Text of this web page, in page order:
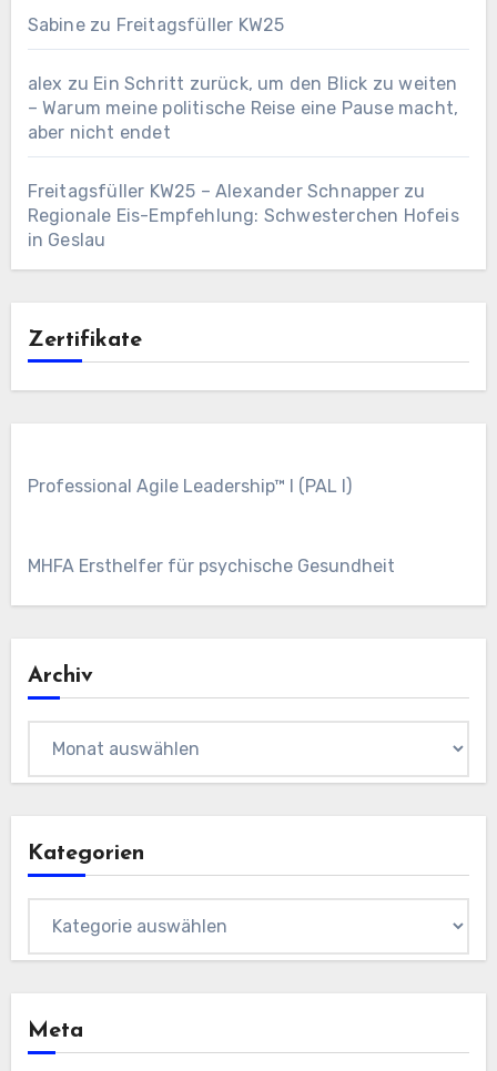
Sabinezu Freitagsfüller KW25
alex zu Ein Schritt zurück, um den Blick zu weiten
– Warum meine politische Reise eine Pause macht,
aber nicht endet
Freitagsfüller KW25 – Alexander Schnapperzu
Regionale Eis-Empfehlung: Schwesterchen Hofeis
in Geslau
Zertifikate
Professional Agile Leadership™ I (PAL I)
MHFA Ersthelfer für psychische Gesundheit
Archiv
Kategorien
Meta